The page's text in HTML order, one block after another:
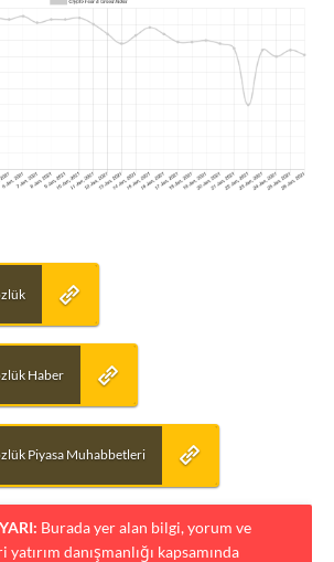
Haber
Piyasa Muhabbetleri
Burada yer alan bilgi, yorum ve
yatırım danışmanlığı kapsamında